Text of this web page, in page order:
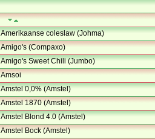
Amerikaanse coleslaw (Johma)
Amigo's (Compaxo)
Amigo's Sweet Chili (Jumbo)
Amsoi
Amstel 0,0% (Amstel)
Amstel 1870 (Amstel)
Amstel Blond 4.0 (Amstel)
Amstel Bock (Amstel)